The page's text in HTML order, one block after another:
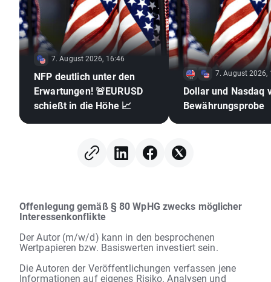
7. August 2026, 16:46
NFP deutlich unter den
Erwartungen! 🚨EURUSD
schießt in die Höhe 📈
7. August 2026,
Dollar und Nasdaq
Bewährungsprobe
Offenlegung gemäß § 80 WpHG zwecks möglicher
Interessenkonflikte
Der Autor (m/w/d) kann in den besprochenen
Wertpapieren bzw. Basiswerten investiert sein.
Die Autoren der Veröffentlichungen verfassen jene
Informationen auf eigenes Risiko. Analysen und